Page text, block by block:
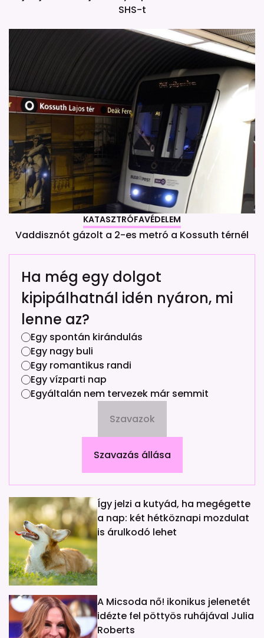
SHS-t
KATASZTRÓFAVÉDELEM
Vaddisznót gázolt a 2-es metró a Kossuth térnél
Ha még egy dolgot
kipipálhatnál idén nyáron, mi
lenne az?
Egy spontán kirándulás
Egy nagy buli
Egy romantikus randi
Egy vízparti nap
Egyáltalán nem tervezek már semmit
Szavazok
Szavazás állása
Így jelzi a kutyád, ha megégette
a nap: két hétköznapi mozdulat
is árulkodó lehet
A Micsoda nő! ikonikus jelenetét
idézte fel pöttyös ruhájával Julia
Roberts